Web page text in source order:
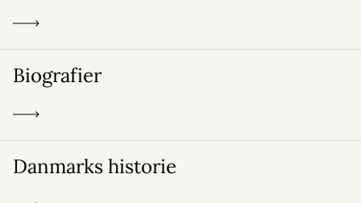
Biografier
Danmarks historie